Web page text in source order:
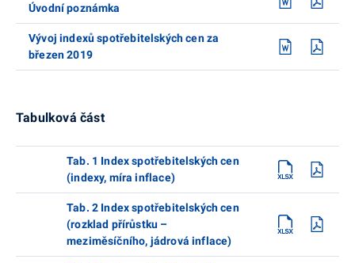
Úvodní poznámka
Vývoj indexů spotřebitelských cen za
březen 2019
Tabulková část
Tab. 1 Index spotřebitelských cen
(indexy, míra inflace)
Tab. 2 Index spotřebitelských cen
(rozklad přírůstku –
meziměsíčního, jádrová inflace)